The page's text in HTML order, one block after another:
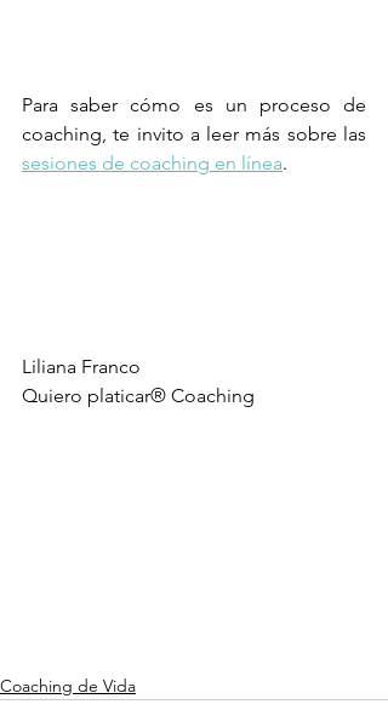
Para saber cómo es un proceso de
sesiones de coaching en línea.
Liliana Franco
Quiero platicar® Coaching
Coaching de Vida